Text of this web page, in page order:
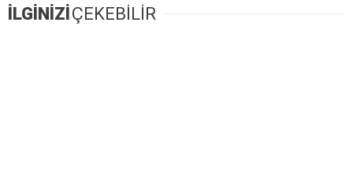
İLGİNİZİÇEKEBİLİR